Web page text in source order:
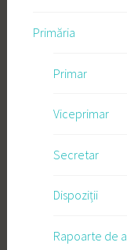
Primăria
Primar
Viceprimar
Secretar
Dispoziții
Rapoarte de